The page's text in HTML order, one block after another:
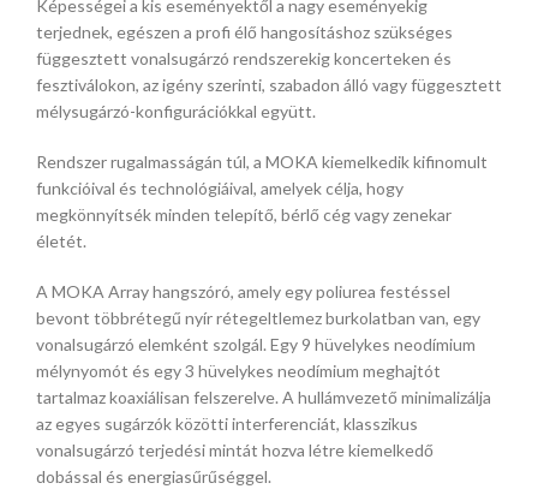
Képességei a kis eseményektől a nagy eseményekig
terjednek, egészen a profi élő hangosításhoz szükséges
függesztett vonalsugárzó rendszerekig koncerteken és
fesztiválokon, az igény szerinti, szabadon álló vagy függesztett
mélysugárzó-konfigurációkkal együtt.
Rendszer rugalmasságán túl, a MOKA kiemelkedik kifinomult
funkcióival és technológiáival, amelyek célja, hogy
megkönnyítsék minden telepítő, bérlő cég vagy zenekar
életét.
A MOKA Array hangszóró, amely egy poliurea festéssel
bevont többrétegű nyír rétegeltlemez burkolatban van, egy
vonalsugárzó elemként szolgál. Egy 9 hüvelykes neodímium
mélynyomót és egy 3 hüvelykes neodímium meghajtót
tartalmaz koaxiálisan felszerelve. A hullámvezető minimalizálja
az egyes sugárzók közötti interferenciát, klasszikus
vonalsugárzó terjedési mintát hozva létre kiemelkedő
dobással és energiasűrűséggel.